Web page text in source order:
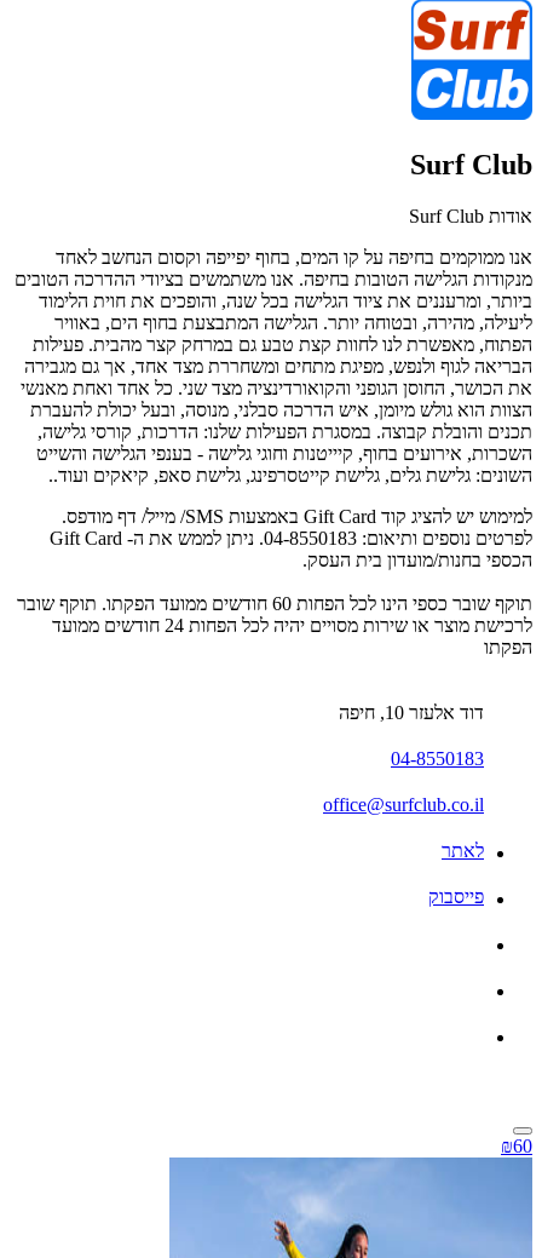
Surf Club
אודות Surf Club
אנו ממוקמים בחיפה על קו המים, בחוף יפייפה וקסום הנחשב לאחד
מנקודות הגלישה הטובות בחיפה. אנו משתמשים בציודי ההדרכה הטובים
ביותר, ומרעננים את ציוד הגלישה בכל שנה, והופכים את חוית הלימוד
ליעילה, מהירה, ובטוחה יותר. הגלישה המתבצעת בחוף הים, באוויר
הפתוח, מאפשרת לנו לחוות קצת טבע גם במרחק קצר מהבית. פעילות
הבריאה לגוף ולנפש, מפיגת מתחים ומשחררת מצד אחד, אך גם מגבירה
את הכושר, החוסן הגופני והקואורדינציה מצד שני. כל אחד ואחת מאנשי
הצוות הוא גולש מיומן, איש הדרכה סבלני, מנוסה, ובעל יכולת להעברת
תכנים והובלת קבוצה. במסגרת הפעילות שלנו: הדרכות, קורסי גלישה,
השכרות, אירועים בחוף, קיייטנות וחוגי גלישה - בענפי הגלישה והשייט
השונים: גלישת גלים, גלישת קייטסרפינג, גלישת סאפ, קיאקים ועוד..
למימוש יש להציג קוד Gift Card באמצעות SMS/ מייל/ דף מודפס.
לפרטים נוספים ותיאום: 04-8550183. ניתן לממש את ה- Gift Card
הכספי בחנות/מועדון בית העסק.
תוקף שובר כספי הינו לכל הפחות 60 חודשים ממועד הפקתו. תוקף שובר
לרכישת מוצר או שירות מסויים יהיה לכל הפחות 24 חודשים ממועד
הפקתו
דוד אלעזר 10, חיפה
04-8550183
office@surfclub.co.il
לאתר
פייסבוק
₪60